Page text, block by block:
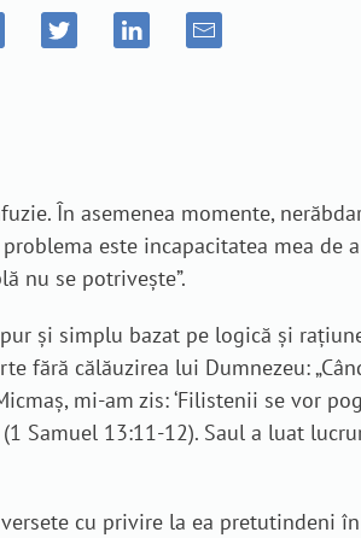
În asemenea momente,
este incapacitatea mea de
nu se potrivește”.
și simplu bazat pe logică și
fără călăuzirea lui Dumnezeu:
mi-am zis: ‘Filistenii se vor
Samuel 13:11-12). Saul a luat
cu privire la ea pretutindeni